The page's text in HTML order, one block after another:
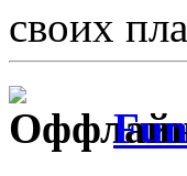
своих